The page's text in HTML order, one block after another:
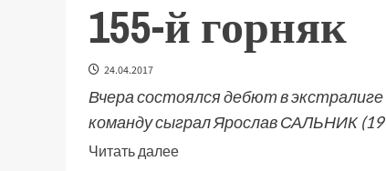
155-й горняк
24.04.2017
Вчера состоялся дебют в
команду сыграл Ярослав САЛЬНИК
Читать далее